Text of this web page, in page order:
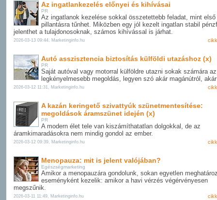
Az ingatlankezelés előnyei és kihívásai
PR
Az ingatlanok kezelése sokkal összetettebb feladat, mint első
pillantásra tűnhet. Miközben egy jól kezelt ingatlan stabil
jelenthet a tulajdonosoknak, számos kihívással is járhat.
2026-03-13 09:44, Marketinginfo.hu
Autó asszisztencia biztosítás külföldi utazáshoz (x)
PR
Saját autóval vagy motorral külföldre utazni sokak számára
legkényelmesebb megoldás, legyen szó akár magánútról,
2026-03-12 11:31, Marketinginfo.hu
A kazán keringető szivattyúk szünetmentesítése:
megoldások áramszünet idején (x)
PR
A modern élet tele van kiszámíthatatlan dolgokkal, de az
áramkimaradásokra nem mindig gondol az ember.
2026-03-12 09:39, Marketinginfo.hu
Menopauza: mit is jelent valójában?
Egészségmarketing
Amikor a menopauzára gondolunk, sokan egyetlen
eseményként kezelik: amikor a havi vérzés végérvényesen
megszűnik.
2026-03-11 11:49, Marketinginfo.hu